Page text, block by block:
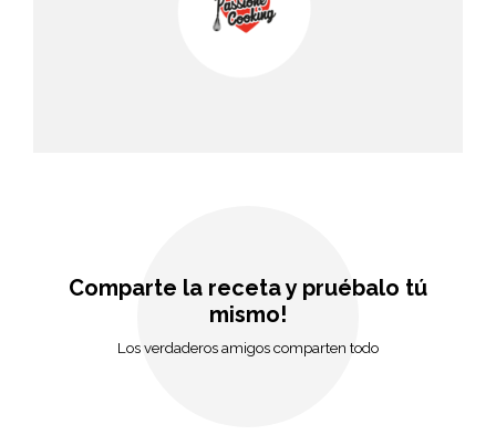
Comparte la receta y pruébalo tú
mismo!
Los verdaderos amigos comparten todo